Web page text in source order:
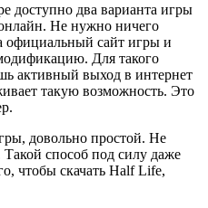
доступно два варианта игры
Не нужно ничего
официальный сайт игры и
Для такого
активный выход в интернет
такую возможность. Это
довольно простой. Не
способ под силу даже
чтобы скачать Half Life,